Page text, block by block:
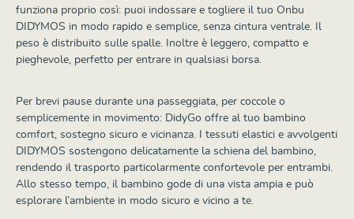
funziona proprio così: puoi indossare e togliere il tuo Onbu
DIDYMOS in modo rapido e semplice, senza cintura ventrale. Il
peso è distribuito sulle spalle. Inoltre è leggero, compatto e
pieghevole, perfetto per entrare in qualsiasi borsa.
Per brevi pause durante una passeggiata, per coccole o
semplicemente in movimento: DidyGo offre al tuo bambino
comfort, sostegno sicuro e vicinanza. I tessuti elastici e avvolgenti
DIDYMOS sostengono delicatamente la schiena del bambino,
rendendo il trasporto particolarmente confortevole per entrambi.
Allo stesso tempo, il bambino gode di una vista ampia e può
esplorare l’ambiente in modo sicuro e vicino a te.